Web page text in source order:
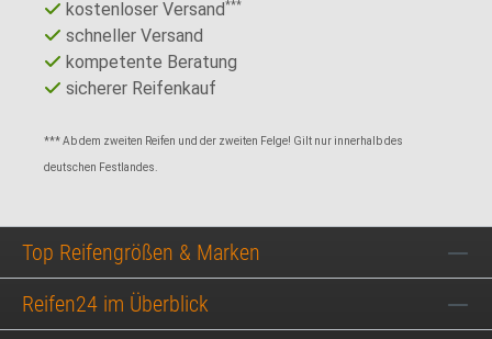
kostenloser Versand***
schneller Versand
kompetente Beratung
sicherer Reifenkauf
*** Ab dem zweiten Reifen und der zweiten Felge! Gilt nur innerhalb des
deutschen Festlandes.
Top Reifengrößen & Marken
Reifen24 im Überblick